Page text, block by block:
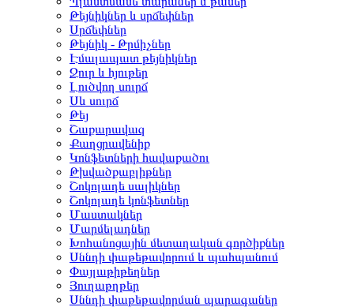
Թեյնիկներ և սրճեփներ
Սրճեփներ
Թեյնիկ - Թրմիչներ
Էմալապատ թեյնիկներ
Ջուր և հյութեր
Լուծվող սուրճ
Սև սուրճ
Թեյ
Շաքարավազ
Քաղցրավենիք
Կոնֆետների հավաքածու
Թխվածքաբլիթներ
Շոկոլադե սալիկներ
Շոկոլադե կոնֆետներ
Մաստակներ
Մարմելադներ
Խոհանոցային մետաղական գործիքներ
Սննդի փաթեթավորում և պահպանում
Փայլաթիթեղներ
Յուղաթղթեր
Սննդի փաթեթավորման պարագաներ